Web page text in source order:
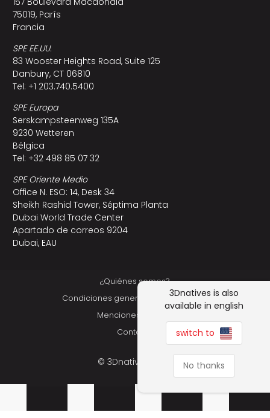
75019, París
Francia
SPE EE.UU.
83 Wooster Heights Road, Suite 125
Danbury, CT 06810
Tel: +1 203.740.5400
SPE Europa
Serskampsteenweg 135A
9230 Wetteren
Bélgica
Tel: +32 498 85 07 32
SPE Oriente Medio
Office N. ESO: 14, Desk 34
Sheikh Rashid Tower, Séptima Planta
Dubai World Trade Center
Apartado de correos 9204
Dubai, EAU
¿Quiénes somos?
Condiciones generales de utilización
Menciones Legales
Contacto
© 3Dnatives 2026
3Dnatives is also
available in english
switch to
No thanks